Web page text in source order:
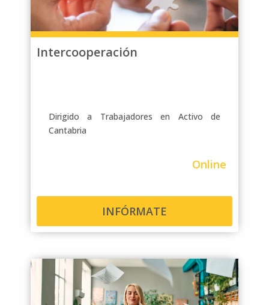
Intercooperación
Dirigido a Trabajadores en Activo de
Cantabria
Online
INFÓRMATE